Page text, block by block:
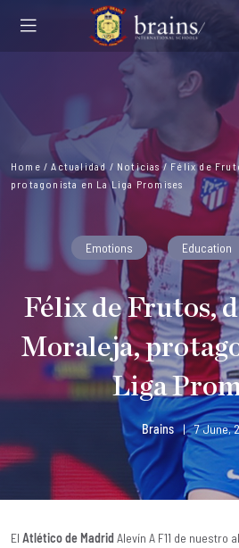
Home /Actualidad / Noticias/ Félix de
protagonista en La Liga Promises
Emotions Education
Félix de Frutos,
Moraleja,
Liga
Brains | 7 June,
El Atlético de MadridAlevín A F11 de nuestro